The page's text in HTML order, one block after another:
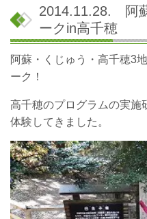
2014.11.28. 阿
ークin高千穂
阿蘇・くじゅう・高千穂3
ーク！
高千穂のプログラムの実施
体験してきました。